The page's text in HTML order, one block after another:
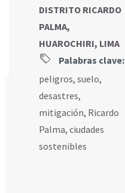
DISTRITO RICARDO
PALMA,
HUAROCHIRI, LIMA
Palabras clave:
peligros, suelo,
desastres,
mitigación, Ricardo
Palma, ciudades
sostenibles